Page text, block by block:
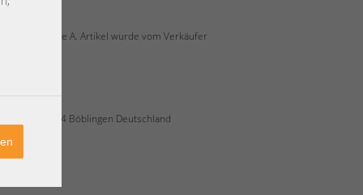
Grade A. Artikel wurde vom Verkäufer
140 71034 Böblingen Deutschland